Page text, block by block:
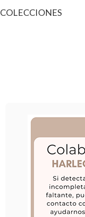
COLECCIONES